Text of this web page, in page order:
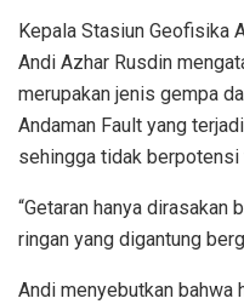
Kepala Stasiun Geofisika
Andi Azhar Rusdin
merupakan jenis gempa
Andaman Fault yang
sehingga tidak berpotensi
“Getaran hanya dirasakan
ringan yang digantung
Andi menyebutkan bahwa